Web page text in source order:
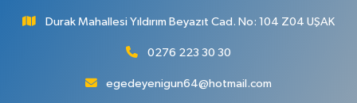
Durak Mahallesi Yıldırım Beyazıt Cad. No: 104 Z04 UŞAK
0276 223 30 30
egedeyenigun64@hotmail.com